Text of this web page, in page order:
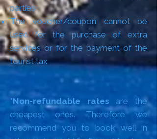
parties.
The voucher/coupon cannot be
used for the purchase of extra
services or for the payment of the
tourist tax
*Non-refundable rates are the
cheapest ones. Therefore we
recommend you to book well in